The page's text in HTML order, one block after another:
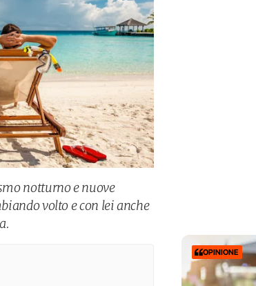
notturno e nuove
volto e con lei anche
OPINIONE